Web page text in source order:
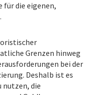
für die eigenen,
Grenzen hinweg
bei der
Deshalb ist es
die